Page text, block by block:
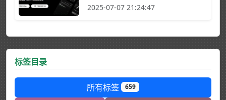
2025-07-07 21:24:47
标签目录
所有标签 659